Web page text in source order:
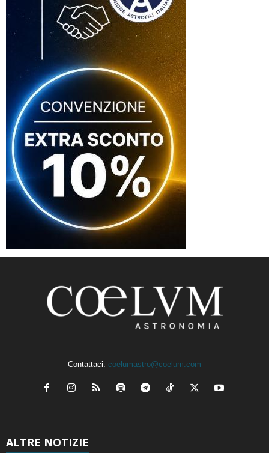
Contattaci: coelumastro@coelum.com
ALTRE NOTIZIE